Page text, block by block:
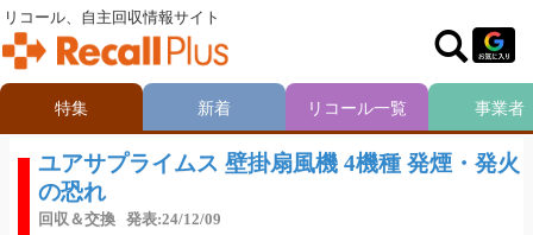
ユアサプライムス 壁掛扇風機 4機種 発煙・発火
の恐れ
回収＆交換 発表:24/12/09
リコール、自主回収情報サイト
特集 新着 リコール一覧 事業者